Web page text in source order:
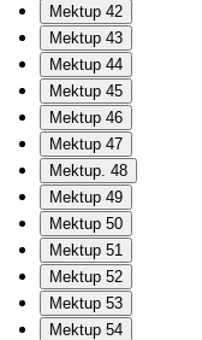
Mektup 42
Mektup 43
Mektup 44
Mektup 45
Mektup 46
Mektup 47
Mektup. 48
Mektup 49
Mektup 50
Mektup 51
Mektup 52
Mektup 53
Mektup 54